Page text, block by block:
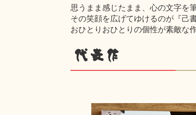
思うまま感じたまま、心の文字を
その笑顔を広げてゆけるのが『己
おひとりおひとりの個性が素敵な
代表作